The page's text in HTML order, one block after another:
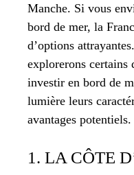
Manche. Si vous
bord de mer, la
d’options
explorerons certains
investir en bord de
lumière leurs
avantages potentiels.
1. LA CÔTE